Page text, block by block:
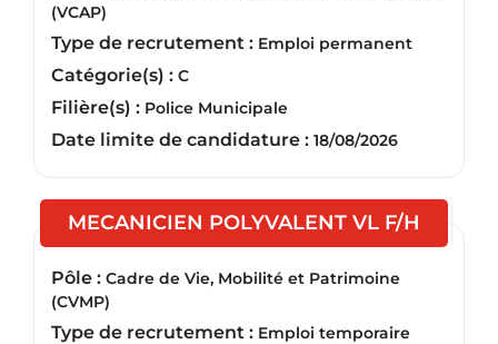
(VCAP)
Type de recrutement : Emploi permanent
Catégorie(s) : C
Filière(s) : Police Municipale
Date limite de candidature : 18/08/2026
MECANICIEN POLYVALENT VL F/H
Pôle : Cadre de Vie, Mobilité et Patrimoine
(CVMP)
Type de recrutement : Emploi temporaire